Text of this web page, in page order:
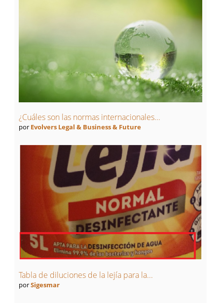
¿Cuáles son las normas internacionales...
por Evolvers Legal & Business & Future
Tabla de diluciones de la lejía para la...
porSigesmar